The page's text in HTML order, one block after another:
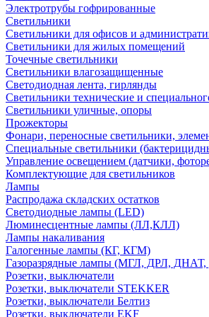
Электротрубы гофрированные
Светильники
Светильники для офисов и
Светильники для жилых помещений
Точечные светильники
Светильники влагозащищенные
Светодиодная лента, гирлянды
Светильники технические и
Светильники уличные, опоры
Прожекторы
Фонари, переносные светильники,
Специальные светильники
Управление освещением (датчики,
Комплектующие для светильников
Лампы
Распродажа складских остатков
Светодиодные лампы (LED)
Люминесцентные лампы (ЛЛ,КЛЛ)
Лампы накаливания
Галогенные лампы (КГ, КГМ)
Газоразрядные лампы (МГЛ, ДРЛ,
Розетки, выключатели
Розетки, выключатели STEKKER
Розетки, выключатели Белтиз
Розетки, выключатели EKF